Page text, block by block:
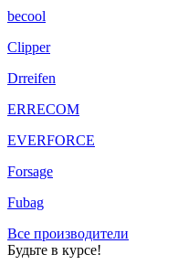
becool
Clipper
Drreifen
ERRECOM
EVERFORCE
Forsage
Fubag
Все производители
Будьте в курсе!